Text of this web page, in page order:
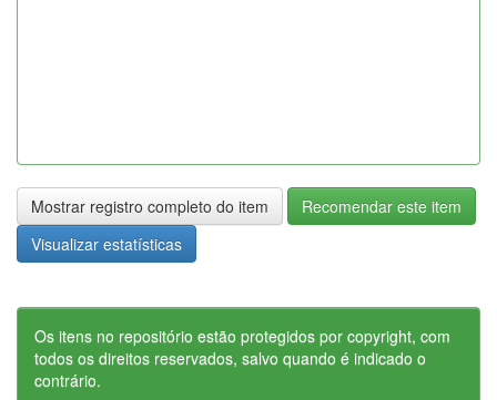
Mostrar registro completo do item
Recomendar este item
Visualizar estatísticas
Os itens no repositório estão protegidos por copyright, com
todos os direitos reservados, salvo quando é indicado o
contrário.